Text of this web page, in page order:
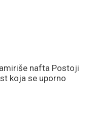
nafta Postoji
koja se uporno